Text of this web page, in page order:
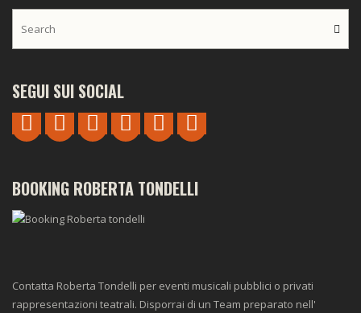
SEGUI SUI SOCIAL
BOOKING ROBERTA TONDELLI
Contatta Roberta Tondelli per eventi musicali pubblici o privati
rappresentazioni teatrali. Disporrai di un Team preparato nell'